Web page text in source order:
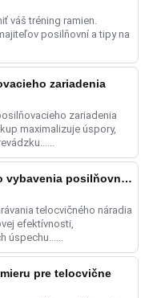
váš tréning ramien.
posilňovní a tipy na
zariadenia
zariadenia
maximalizuje úspory,
Výhody nákupu veľkoobchodného vybavenia posilňovne z Číny
telocvičného náradia
efektívnosti,
pre telocvične